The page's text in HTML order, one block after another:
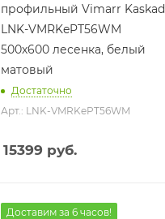
профильный Vimarr Kaskad
LNK-VMRKePT56WM
500х600 лесенка, белый
матовый
Достаточно
Арт.: LNK-VMRKePT56WM
15399 руб.
Доставим за 6 часов!